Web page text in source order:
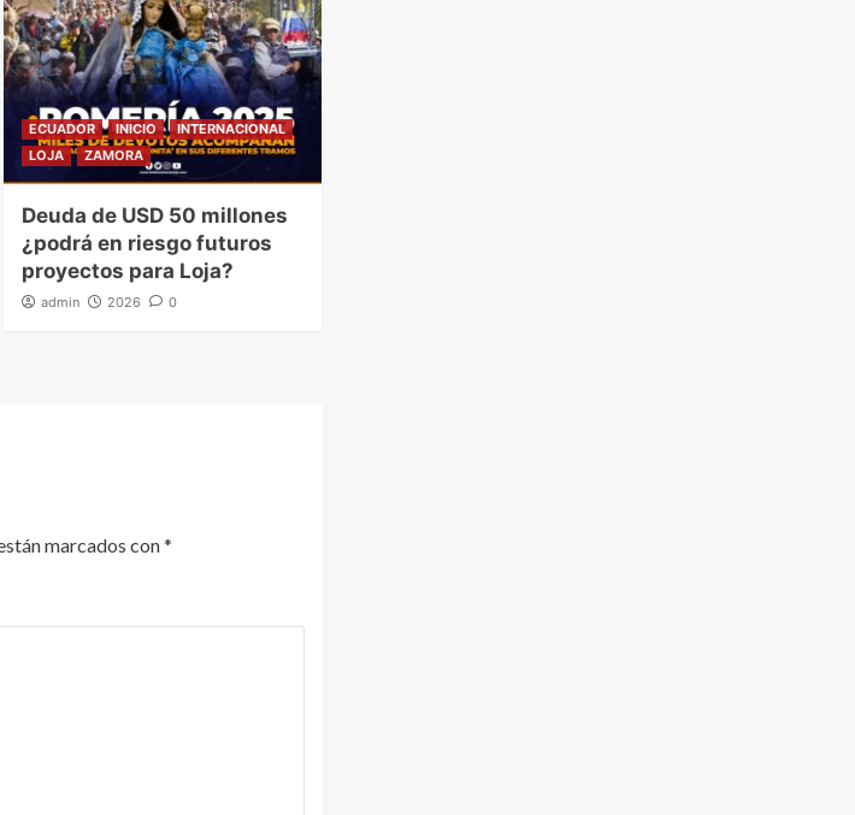
ECUADOR INICIO
INTERNACIONAL
LOJA
ZAMORA
Deuda de USD 50 millones
¿podrá en riesgo futuros
proyectos para Loja?
admin 2026 0
marcados con*